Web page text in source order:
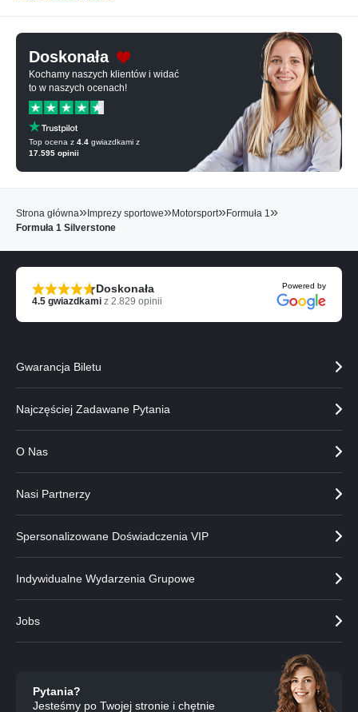
Doskonała
Kochamy naszych klientów i widać
to w naszych ocenach!
Top ocena z 4.4 gwiazdkami z
17.595 opinii
Strona główna» Imprezy sportowe»Motorsport»Formuła 1»
Formuła 1 Silverstone
Doskonała
4.5 gwiazdkami z 2.829 opinii
Powered by
Gwarancja Biletu
Najczęściej Zadawane Pytania
O Nas
Nasi Partnerzy
Spersonalizowane Doświadczenia VIP
Indywidualne Wydarzenia Grupowe
Jobs
Pytania?
Jesteśmy po Twojej stronie i chętnie